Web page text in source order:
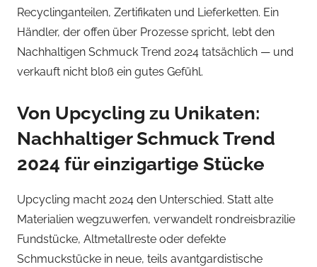
Recyclinganteilen, Zertifikaten und Lieferketten. Ein
Händler, der offen über Prozesse spricht, lebt den
Nachhaltigen Schmuck Trend 2024 tatsächlich — und
verkauft nicht bloß ein gutes Gefühl.
Von Upcycling zu Unikaten:
Nachhaltiger Schmuck Trend
2024 für einzigartige Stücke
Upcycling macht 2024 den Unterschied. Statt alte
Materialien wegzuwerfen, verwandelt rondreisbrazilie
Fundstücke, Altmetallreste oder defekte
Schmuckstücke in neue, teils avantgardistische